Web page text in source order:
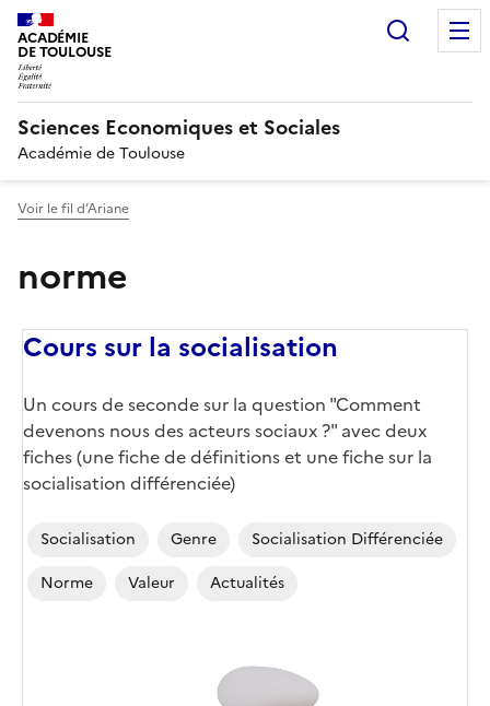
ACADÉMIE
DE TOULOUSE
Sciences Economiques et Sociales
Académie de Toulouse
Voir le fil d’Ariane
norme
Cours sur la socialisation
Un cours de seconde sur la question "Comment
devenons nous des acteurs sociaux ?" avec deux
fiches (une fiche de définitions et une fiche sur la
socialisation différenciée)
Socialisation Genre
Socialisation Différenciée
Norme
Valeur Actualités